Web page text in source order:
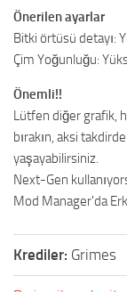
Önerilen ayarlar
Bitki örtüsü detayı:
Çim Yoğunluğu:
Önemli!!
Lütfen diğer grafik,
bırakın, aksi
yaşayabilirsiniz.
Next-Gen
Mod Manager'da
Krediler: Grimes